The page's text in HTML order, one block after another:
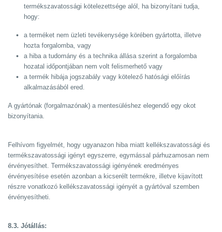
termékszavatossági kötelezettsége alól, ha bizonyítani tudja,
hogy:
a terméket nem üzleti tevékenysége körében gyártotta, illetve
hozta forgalomba, vagy
a hiba a tudomány és a technika állása szerint a forgalomba
hozatal időpontjában nem volt felismerhető vagy
a termék hibája jogszabály vagy kötelező hatósági előírás
alkalmazásából ered.
A gyártónak (forgalmazónak) a mentesüléshez elegendő egy okot
bizonyítania.
Felhívom figyelmét, hogy ugyanazon hiba miatt kellékszavatossági és
termékszavatossági igényt egyszerre, egymással párhuzamosan nem
érvényesíthet. Termékszavatossági igényének eredményes
érvényesítése esetén azonban a kicserélt termékre, illetve kijavított
részre vonatkozó kellékszavatossági igényét a gyártóval szemben
érvényesítheti.
8.3. Jótállás: